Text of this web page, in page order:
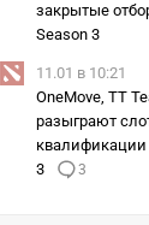
закрытые
Season 3
11.01 в 10:21
OneMove, TT
разыграют
квалификации
3
3